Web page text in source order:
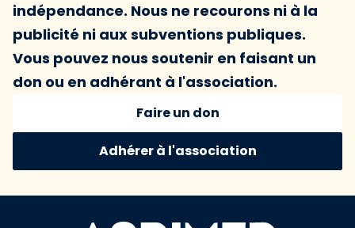
indépendance. Nous ne recourons ni à la
publicité ni aux subventions publiques.
Vous pouvez nous soutenir en faisant un
don ou en adhérant à l'association.
Faire un don
Adhérer à l'association